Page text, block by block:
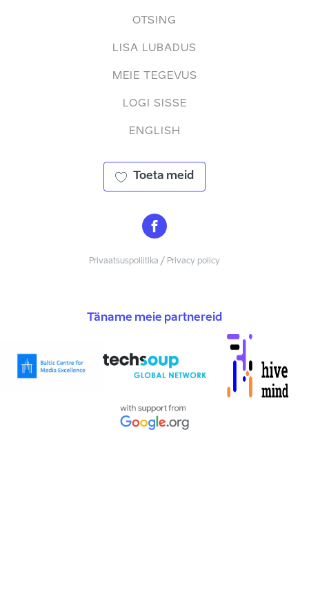
OTSING
LISA LUBADUS
MEIE TEGEVUS
LOGI SISSE
ENGLISH
Toeta meid
Privaatsuspoliitika / Privacy policy
Täname meie partnereid